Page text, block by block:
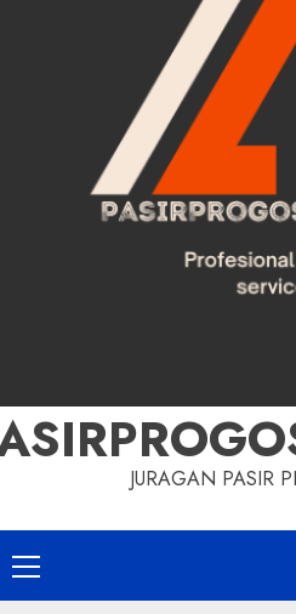
JURAGAN PASIR
Primary
Menu